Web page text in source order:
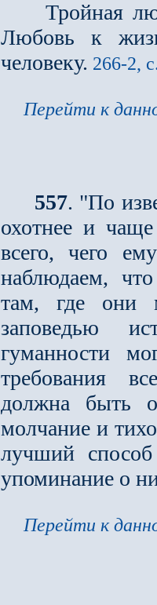
Тройная
Любовь к
человеку. 266-2,
Перейти к
557. "По
охотнее и
всего, чего
наблюдаем,
там, где они
заповедью
гуманности
требования
должна быть
молчание и
лучший способ
упоминание о
Перейти к